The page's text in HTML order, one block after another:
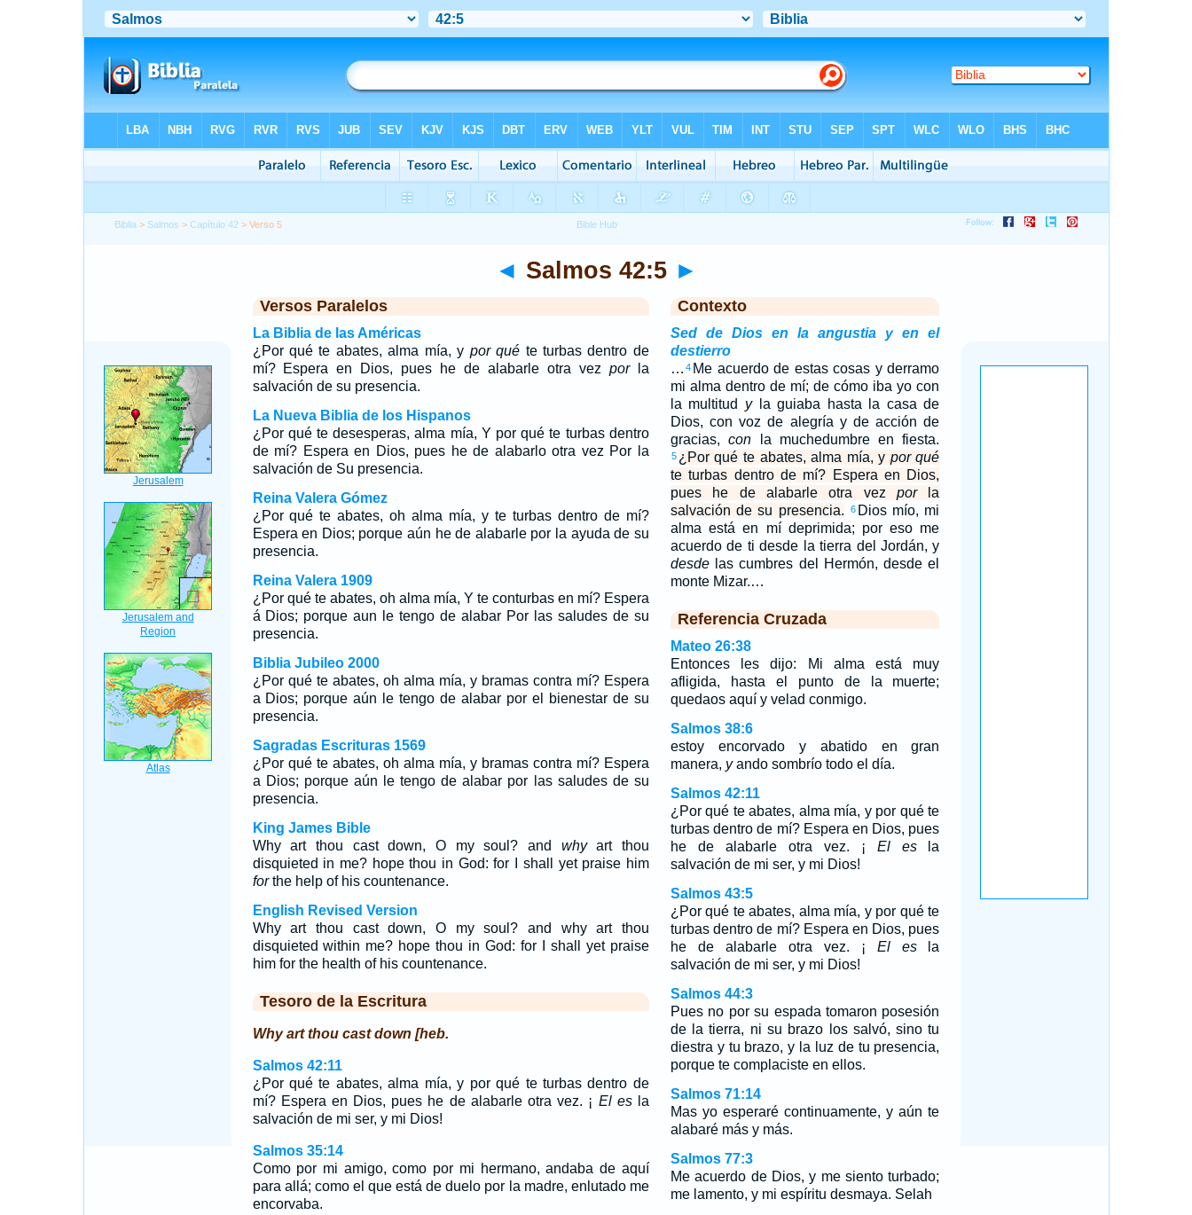
Biblia > Salmos >Capítulo 42 > Verso 5
◄ Salmos 42:5 ►
Versos Paralelos
La Biblia de las Américas
¿Por qué te abates, alma mía, y por qué te turbas dentro de
mí? Espera en Dios, pues he de alabarle otra vez porla
salvación de su presencia.
La Nueva Biblia de los Hispanos
¿Por qué te desesperas, alma mía, Y por qué te turbas dentro
de mí? Espera en Dios, pues he de alabarlo otra vez Por la
salvación de Su presencia.
Reina Valera Gómez
¿Por qué te abates, oh alma mía, y te turbas dentro de mí?
Espera en Dios; porque aún he de alabarle por la ayuda de su
presencia.
Reina Valera 1909
¿Por qué te abates, oh alma mía, Y te conturbas en mí? Espera
á Dios; porque aun le tengo de alabar Por las saludes de su
presencia.
Biblia Jubileo 2000
¿Por qué te abates, oh alma mía, y bramas contra mí? Espera
a Dios; porque aún le tengo de alabar por el bienestar de su
presencia.
Sagradas Escrituras 1569
¿Por qué te abates, oh alma mía, y bramas contra mí? Espera
a Dios; porque aún le tengo de alabar por las saludes de su
presencia.
King James Bible
Why art thou cast down, O my soul? and whyart thou
disquieted in me? hope thou in God: for I shall yet praise him
forthe help of his countenance.
English Revised Version
Why art thou cast down, O my soul? and why art thou
disquieted within me? hope thou in God: for I shall yet praise
him for the health of his countenance.
Tesoro de la Escritura
Why art thou cast down [heb.
Salmos 42:11
¿Por qué te abates, alma mía, y por qué te turbas dentro de
mí? Espera en Dios, pues he de alabarle otra vez. ¡ El esla
salvación de mi ser, y mi Dios!
Salmos 35:14
Como por mi amigo, como por mi hermano, andaba de aquí
para allá; como el que está de duelo por la madre, enlutado me
encorvaba.
Contexto
Sed de Dios en la angustia y en el
destierro
… 4 Me acuerdo de estas cosas y derramo
mi alma dentro de mí; de cómo iba yo con
la multitud yla guiaba hasta la casa de
Dios, con voz de alegría y de acción de
gracias,con la muchedumbre en fiesta.
5 ¿Por qué te abates, alma mía, y por qué
te turbas dentro de mí? Espera en Dios,
pues he de alabarle otra vezporla
salvación de su presencia.
6 Dios mío, mi
alma está en mí deprimida; por eso me
acuerdo de ti desde la tierra del Jordán, y
desdelas cumbres del Hermón, desde el
monte Mizar.…
Referencia Cruzada
Mateo 26:38
Entonces les dijo: Mi alma está muy
afligida, hasta el punto de la muerte;
quedaos aquí y velad conmigo.
Salmos 38:6
estoy encorvado y abatido en gran
manera, yando sombrío todo el día.
Salmos 42:11
¿Por qué te abates, alma mía, y por qué te
turbas dentro de mí? Espera en Dios, pues
he de alabarle otra vez. ¡ El esla
salvación de mi ser, y mi Dios!
Salmos 43:5
¿Por qué te abates, alma mía, y por qué te
turbas dentro de mí? Espera en Dios, pues
he de alabarle otra vez. ¡ El esla
salvación de mi ser, y mi Dios!
Salmos 44:3
Pues no por su espada tomaron posesión
de la tierra, ni su brazo los salvó, sino tu
diestra y tu brazo, y la luz de tu presencia,
porque te complaciste en ellos.
Salmos 71:14
Mas yo esperaré continuamente, y aún te
alabaré más y más.
Salmos 77:3
Me acuerdo de Dios, y me siento turbado;
me lamento, y mi espíritu desmaya. Selah